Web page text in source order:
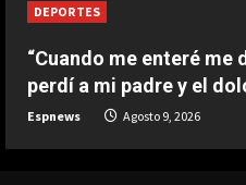
DEPORTES
“Cuando me enteré
perdí a mi padre y el
Espnews Agosto 9, 2026